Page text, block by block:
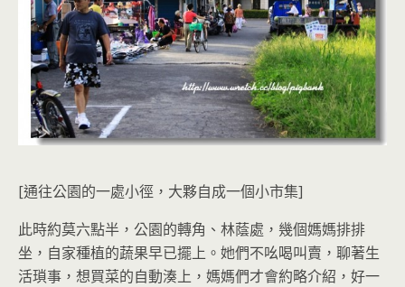
[通往公園的一處小徑，大夥自成一個小市集]
此時約莫六點半，公園的轉角、林蔭處，幾個媽媽排排
坐，自家種植的蔬果早已擺上。她們不吆喝叫賣，聊著生
活瑣事，想買菜的自動湊上，媽媽們才會約略介紹，好一